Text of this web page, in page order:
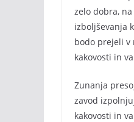
zelo dobra,
izboljševanja
bodo prejeli v
kakovosti in
Zunanja
zavod
kakovosti in